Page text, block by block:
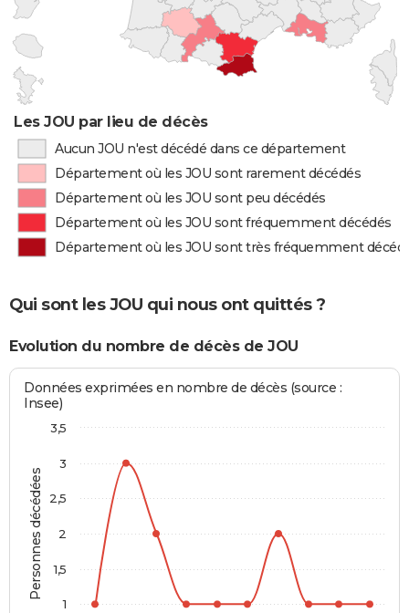
Les JOU par lieu de décès
Aucun JOU n'est décédé dans ce département
Département où les JOU sont rarement décédés
Département où les JOU sont peu décédés
Département où les JOU sont fréquemment décédés
Département où les JOU sont très fréquemment
Qui sont les JOU qui nous ont quittés ?
Evolution du nombre de décès de JOU
Personnes décédées
Données exprimées en nombre de décès (source :
Insee)
1
1,5
2
2,5
3
3,5